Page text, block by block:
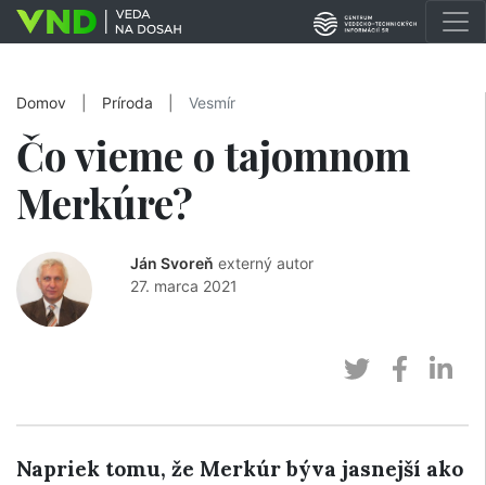
Domov Príroda Vesmír
Čo vieme o tajomnom
Merkúre?
Ján Svoreň externý autor
27. marca 2021
Napriek tomu, že Merkúr býva jasnejší ako